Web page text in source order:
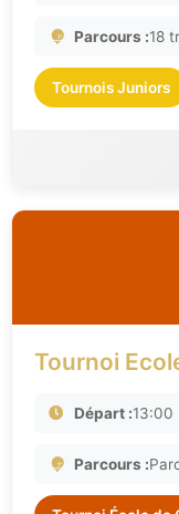
Parcours :18
Tournois Juniors
Tournoi
Départ :13:00
Parcours :